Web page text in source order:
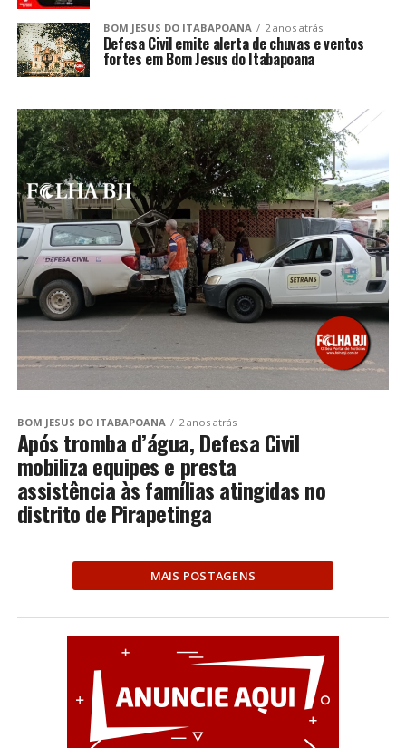
BOM JESUS DO ITABAPOANA 2 anos atrás
Defesa Civil emite alerta de chuvas e ventos
fortes em Bom Jesus do Itabapoana
BOM JESUS DO ITABAPOANA 2 anos atrás
Após tromba d’água, Defesa Civil
mobiliza equipes e presta
assistência às famílias atingidas no
distrito de Pirapetinga
MAIS POSTAGENS